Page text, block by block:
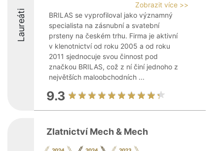
Laureáti
Zobrazit více >>
BRILAS se vyprofiloval jako významný
specialista na zásnubní a svatební
prsteny na českém trhu. Firma je aktivní
v klenotnictví od roku 2005 a od roku
2011 sjednocuje svou činnost pod
značkou BRILAS, což z ní činí jednoho z
největších maloobchodních ...
9.3
Zlatnictví Mech & Mech